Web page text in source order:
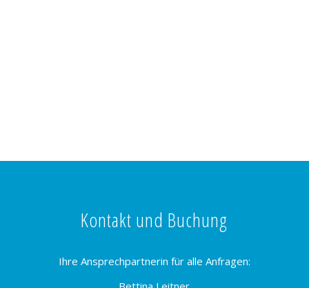
Kontakt und Buchung
Ihre Ansprechpartnerin für alle Anfragen: